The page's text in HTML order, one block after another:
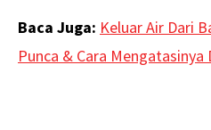
Baca Juga: Keluar Air Dari
Punca & Cara Mengatasinya